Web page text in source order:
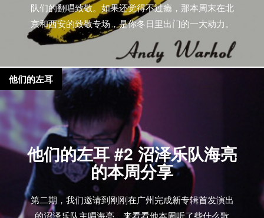
队们的翻唱致敬。如果还觉得不过瘾，那本周末在北
京和西安的致敬专场，是你冬日里出门的一大动力。
他们的左耳 #2 沼泽乐队海亮
的本周分享
第二期，我们邀请到刚刚在广州完成新专辑首发演出
的沼泽乐队主唱海亮，来看看他本周听了些什么歌
他们的左耳